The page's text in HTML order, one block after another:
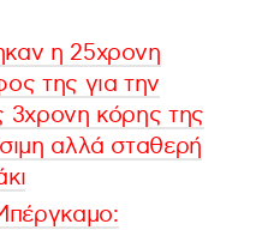
η 25χρονη
της για την
3χρονη κόρης της
αλλά σταθερή